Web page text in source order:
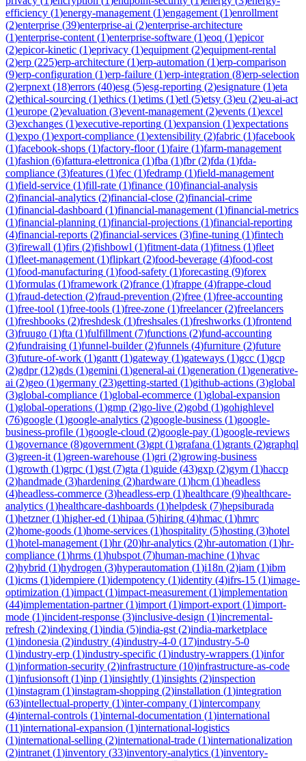
efficiency (1)energy-management (1)engagement (1)enrollment
(2)enterprise (39)enterprise-ai (2)enterprise-architecture
(1)enterprise-content (1)enterprise-software (1)eoq (1)epicor
(2)epicor-kinetic (1)eprivacy (1)equipment (2)equipment-rental
(2)erp (225)erp-architecture (1)erp-automation (1)erp-comparison
(9)erp-configuration (1)erp-failure (1)erp-integration (8)erp-selection
(2)erpnext (18)errors (40)esg (5)esg-reporting (2)esignature (1)eta
(2)ethical-sourcing (1)ethics (1)etims (1)etl (5)etsy (3)eu (2)eu-ai-act
(1)europe (2)evaluation (3)event-management (2)events (1)excel
(3)exchanges (1)executive-reporting (1)expansion (1)expectations
(1)expo (1)export-compliance (1)extensibility (2)fabric (1)facebook
(1)facebook-shops (1)factory-floor(1)faire (1)farm-management
(1)fashion (6)fattura-elettronica (1)fba (1)fbr(2)fda (1)fda-
compliance (3)features (1)fec (1)fedramp (1)field-management
(1)field-service (1)fill-rate (1)finance (10)financial-analysis
(2)financial-analytics (2)financial-close (2)financial-crime
(1)financial-dashboard (1)financial-management (1)financial-metrics
(1)financial-planning (1)financial-projections (1)financial-reporting
(4)financial-reports (2)financial-services (3)fine-tuning (1)fintech
(3)firewall (1)firs (2)fishbowl (1)fitment-data (1)fitness (1)fleet
(1)fleet-management (1)flipkart (2)food-beverage (4)food-cost
(1)food-manufacturing (1)food-safety (1)forecasting (9)forex
(1)formulas (1)framework (2)france (1)frappe (4)frappe-cloud
(1)fraud-detection (2)fraud-prevention (2)free (1)free-accounting
(1)free-tool (1)free-tools (1)free-zone (1)freelancer(2)freelancers
(1)freshbooks (2)freshdesk (1)freshsales (1)freshworks (1)frontend
(3)fruugo (1)fta (1)fulfillment (7)functions (2)fund-accounting
(2)fundraising (1)funnel-builder(2)funnels (4)furniture (2)future
(3)future-of-work (1)gantt (1)gateway (1)gateways (1)gcc (1)gcp
(2)gdpr(12)gds (1)gemini (1)general-ai (1)generation (1)generative-
ai (2)geo (1)germany (23)getting-started (1)github-actions (3)global
(3)global-compliance (1)global-ecommerce (1)global-expansion
(1)global-operations (1)gmp (2)go-live (2)gobd (1)gohighlevel
(76)google (1)google-analytics (2)google-business (1)google-
business-profile (1)google-cloud (2)google-pay (1)google-reviews
(1)governance (8)government (3)gpt (1)grafana (1)grants (2)graphql
(3)green-it (1)green-warehouse (1)gri (2)growing-business
(1)growth (1)grpc (1)gst (7)gta (1)guide (43)gxp (2)gym (1)haccp
(2)handmade (3)hardening (2)hardware (1)hcm (1)headless
(4)headless-commerce (3)headless-erp (1)healthcare (9)healthcare-
analytics (1)healthcare-dashboards (1)helpdesk (7)hepsiburada
(1)hetzner(1)higher-ed (1)hipaa (5)hiring (4)hmac (1)hmrc
(2)home-goods (1)home-services (1)hospitality (5)hosting (3)hotel
(1)hotel-management (1)hr(20)hr-analytics (2)hr-automation (1)hr-
compliance (1)hrms (1)hubspot (7)human-machine (1)hvac
(2)hybrid (1)hydrogen (3)hyperautomation (1)i18n (2)iam (1)ibm
(1)icms (1)idempiere (1)idempotency (1)identity (4)ifrs-15 (1)image-
optimization (1)impact (1)impact-measurement (1)implementation
(44)implementation-partner(1)import (1)import-export (1)import-
mode (1)incident-response (3)inclusive-design (1)incremental-
refresh (2)indexing (1)india (5)india-gst (2)india-marketplace
(1)indonesia (2)industry (4)industry-4-0 (17)industry-5-0
(1)industry-erp (1)industry-specific (1)industry-wrappers (1)infor
(1)information-security (2)infrastructure (10)infrastructure-as-code
(1)infusionsoft (1)inp (1)insightly (1)insights (2)inspection
(1)instagram (1)instagram-shopping (2)installation (1)integration
(63)intellectual-property (1)inter-company (1)intercompany
(4)internal-controls (1)internal-documentation (1)international
(11)international-expansion (1)international-logistics
(1)international-selling (2)international-trade (1)internationalization
(2)intranet (1)inventory (33)inventory-analytics (1)inventory-